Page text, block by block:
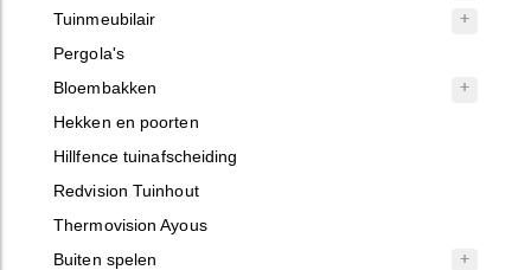
Tuinmeubilair
Pergola's
Bloembakken
Hekken en poorten
Hillfence tuinafscheiding
Redvision Tuinhout
Thermovision Ayous
Buiten spelen